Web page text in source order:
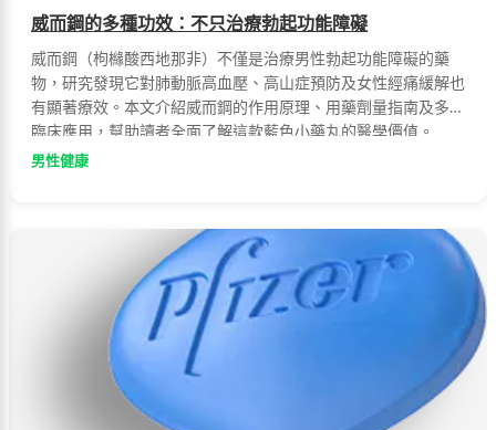
威而鋼的多種功效：不只治療勃起功能障礙
威而鋼（枸櫞酸西地那非）不僅是治療男性勃起功能障礙的藥
物，研究發現它對肺動脈高血壓、高山症預防及女性經痛緩解也
有顯著療效。本文介紹威而鋼的作用原理、用藥劑量指南及多元
臨床應用，幫助讀者全面了解這款藍色小藥丸的醫學價值。
男性健康